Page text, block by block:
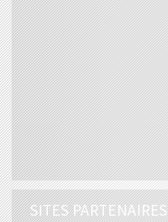
SITES PARTENAIRES